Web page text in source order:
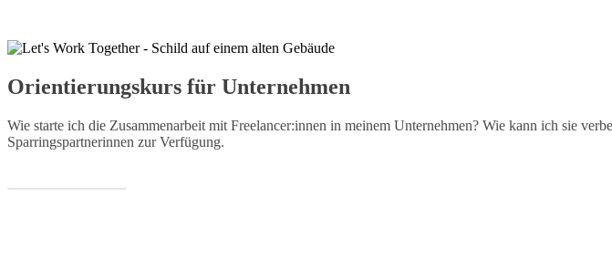
Orientierungskurs für Unternehmen
Wie starte ich die Zusammenarbeit mit Freelancer:innen in meinem Unternehmen? Wie kann ich sie
Sparringspartnerinnen zur Verfügung.